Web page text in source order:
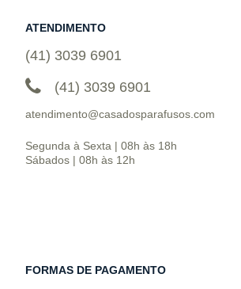
ATENDIMENTO
(41) 3039 6901
(41) 3039 6901
atendimento@casadosparafusos.com
Segunda à Sexta | 08h às 18h
Sábados | 08h às 12h
FORMAS DE PAGAMENTO